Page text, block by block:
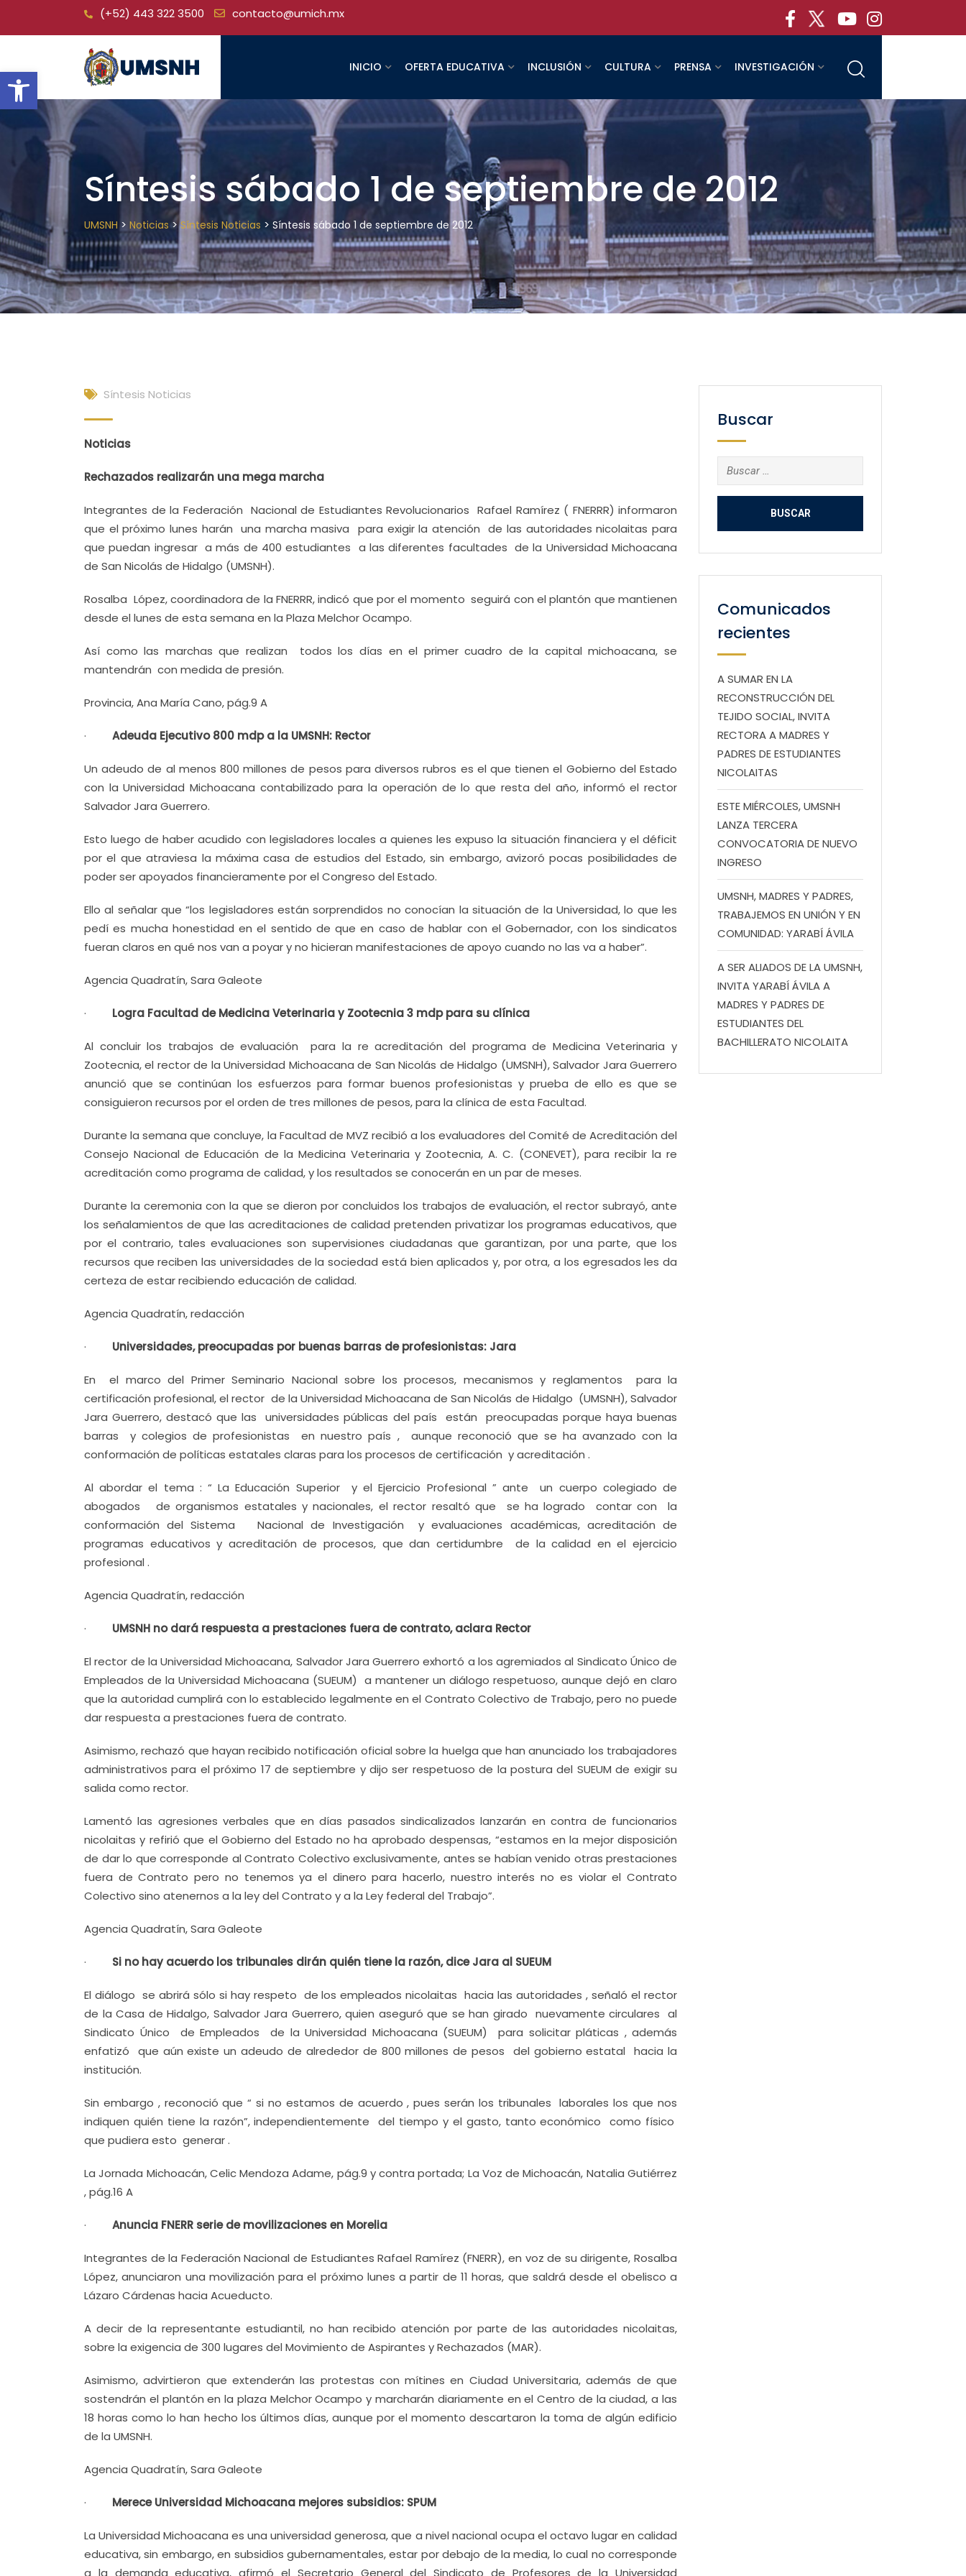
Open toolbar
(+52) 443 322 3500 contacto@umich.mx
INICIO OFERTA EDUCATIVA INCLUSIÓN CULTURA PRENSA INVESTIGACIÓN
Síntesis sábado 1 de septiembre de 2012
UMSNH > Noticias>Síntesis Noticias > Síntesis sábado 1 de septiembre de 2012
Síntesis Noticias
Noticias
Rechazados realizarán una mega marcha
Integrantes de la Federación Nacional de Estudiantes Revolucionarios Rafael Ramírez ( FNERRR) informaron
que el próximo lunes harán una marcha masiva para exigir la atención de las autoridades nicolaitas para
que puedan ingresar a más de 400 estudiantes a las diferentes facultades de la Universidad Michoacana
de San Nicolás de Hidalgo (UMSNH).
Rosalba López, coordinadora de la FNERRR, indicó que por el momento seguirá con el plantón que mantienen
desde el lunes de esta semana en la Plaza Melchor Ocampo.
Así como las marchas que realizan todos los días en el primer cuadro de la capital michoacana, se
mantendrán con medida de presión.
Provincia, Ana María Cano, pág.9 A
· Adeuda Ejecutivo 800 mdp a la UMSNH: Rector
Un adeudo de al menos 800 millones de pesos para diversos rubros es el que tienen el Gobierno del Estado
con la Universidad Michoacana contabilizado para la operación de lo que resta del año, informó el rector
Salvador Jara Guerrero.
Esto luego de haber acudido con legisladores locales a quienes les expuso la situación financiera y el déficit
por el que atraviesa la máxima casa de estudios del Estado, sin embargo, avizoró pocas posibilidades de
poder ser apoyados financieramente por el Congreso del Estado.
Ello al señalar que “los legisladores están sorprendidos no conocían la situación de la Universidad, lo que les
pedí es mucha honestidad en el sentido de que en caso de hablar con el Gobernador, con los sindicatos
fueran claros en qué nos van a poyar y no hicieran manifestaciones de apoyo cuando no las va a haber”.
Agencia Quadratín, Sara Galeote
· Logra Facultad de Medicina Veterinaria y Zootecnia 3 mdp para su clínica
Al concluir los trabajos de evaluación para la re acreditación del programa de Medicina Veterinaria y
Zootecnia, el rector de la Universidad Michoacana de San Nicolás de Hidalgo (UMSNH), Salvador Jara Guerrero
anunció que se continúan los esfuerzos para formar buenos profesionistas y prueba de ello es que se
consiguieron recursos por el orden de tres millones de pesos, para la clínica de esta Facultad.
Durante la semana que concluye, la Facultad de MVZ recibió a los evaluadores del Comité de Acreditación del
Consejo Nacional de Educación de la Medicina Veterinaria y Zootecnia, A. C. (CONEVET), para recibir la re
acreditación como programa de calidad, y los resultados se conocerán en un par de meses.
Durante la ceremonia con la que se dieron por concluidos los trabajos de evaluación, el rector subrayó, ante
los señalamientos de que las acreditaciones de calidad pretenden privatizar los programas educativos, que
por el contrario, tales evaluaciones son supervisiones ciudadanas que garantizan, por una parte, que los
recursos que reciben las universidades de la sociedad está bien aplicados y, por otra, a los egresados les da
certeza de estar recibiendo educación de calidad.
Agencia Quadratín, redacción
· Universidades, preocupadas por buenas barras de profesionistas: Jara
En el marco del Primer Seminario Nacional sobre los procesos, mecanismos y reglamentos para la
certificación profesional, el rector de la Universidad Michoacana de San Nicolás de Hidalgo (UMSNH), Salvador
Jara Guerrero, destacó que las universidades públicas del país están preocupadas porque haya buenas
barras y colegios de profesionistas en nuestro país , aunque reconoció que se ha avanzado con la
conformación de políticas estatales claras para los procesos de certificación y acreditación .
Al abordar el tema : “ La Educación Superior y el Ejercicio Profesional ” ante un cuerpo colegiado de
abogados de organismos estatales y nacionales, el rector resaltó que se ha logrado contar con la
conformación del Sistema Nacional de Investigación y evaluaciones académicas, acreditación de
programas educativos y acreditación de procesos, que dan certidumbre de la calidad en el ejercicio
profesional .
Agencia Quadratín, redacción
· UMSNH no dará respuesta a prestaciones fuera de contrato, aclara Rector
El rector de la Universidad Michoacana, Salvador Jara Guerrero exhortó a los agremiados al Sindicato Único de
Empleados de la Universidad Michoacana (SUEUM) a mantener un diálogo respetuoso, aunque dejó en claro
que la autoridad cumplirá con lo establecido legalmente en el Contrato Colectivo de Trabajo, pero no puede
dar respuesta a prestaciones fuera de contrato.
Asimismo, rechazó que hayan recibido notificación oficial sobre la huelga que han anunciado los trabajadores
administrativos para el próximo 17 de septiembre y dijo ser respetuoso de la postura del SUEUM de exigir su
salida como rector.
Lamentó las agresiones verbales que en días pasados sindicalizados lanzarán en contra de funcionarios
nicolaitas y refirió que el Gobierno del Estado no ha aprobado despensas, “estamos en la mejor disposición
de dar lo que corresponde al Contrato Colectivo exclusivamente, antes se habían venido otras prestaciones
fuera de Contrato pero no tenemos ya el dinero para hacerlo, nuestro interés no es violar el Contrato
Colectivo sino atenernos a la ley del Contrato y a la Ley federal del Trabajo”.
Agencia Quadratín, Sara Galeote
· Si no hay acuerdo los tribunales dirán quién tiene la razón, dice Jara al SUEUM
El diálogo se abrirá sólo si hay respeto de los empleados nicolaitas hacia las autoridades , señaló el rector
de la Casa de Hidalgo, Salvador Jara Guerrero, quien aseguró que se han girado nuevamente circulares al
Sindicato Único de Empleados de la Universidad Michoacana (SUEUM) para solicitar pláticas , además
enfatizó que aún existe un adeudo de alrededor de 800 millones de pesos del gobierno estatal hacia la
institución.
Sin embargo , reconoció que “ si no estamos de acuerdo , pues serán los tribunales laborales los que nos
indiquen quién tiene la razón”, independientemente del tiempo y el gasto, tanto económico como físico
que pudiera esto generar .
La Jornada Michoacán, Celic Mendoza Adame, pág.9 y contra portada; La Voz de Michoacán, Natalia Gutiérrez
, pág.16 A
· Anuncia FNERR serie de movilizaciones en Morelia
Integrantes de la Federación Nacional de Estudiantes Rafael Ramírez (FNERR), en voz de su dirigente, Rosalba
López, anunciaron una movilización para el próximo lunes a partir de 11 horas, que saldrá desde el obelisco a
Lázaro Cárdenas hacia Acueducto.
A decir de la representante estudiantil, no han recibido atención por parte de las autoridades nicolaitas,
sobre la exigencia de 300 lugares del Movimiento de Aspirantes y Rechazados (MAR).
Asimismo, advirtieron que extenderán las protestas con mítines en Ciudad Universitaria, además de que
sostendrán el plantón en la plaza Melchor Ocampo y marcharán diariamente en el Centro de la ciudad, a las
18 horas como lo han hecho los últimos días, aunque por el momento descartaron la toma de algún edificio
de la UMSNH.
Agencia Quadratín, Sara Galeote
· Merece Universidad Michoacana mejores subsidios: SPUM
La Universidad Michoacana es una universidad generosa, que a nivel nacional ocupa el octavo lugar en calidad
educativa, sin embargo, en subsidios gubernamentales, estar por debajo de la media, lo cual no corresponde
a la demanda educativa, afirmó el Secretario General del Sindicato de Profesores de la Universidad
Buscar
Buscar:
Comunicados
recientes
A SUMAR EN LA
RECONSTRUCCIÓN DEL
TEJIDO SOCIAL, INVITA
RECTORA A MADRES Y
PADRES DE ESTUDIANTES
NICOLAITAS
ESTE MIÉRCOLES, UMSNH
LANZA TERCERA
CONVOCATORIA DE NUEVO
INGRESO
UMSNH, MADRES Y PADRES,
TRABAJEMOS EN UNIÓN Y EN
COMUNIDAD: YARABÍ ÁVILA
A SER ALIADOS DE LA UMSNH,
INVITA YARABÍ ÁVILA A
MADRES Y PADRES DE
ESTUDIANTES DEL
BACHILLERATO NICOLAITA